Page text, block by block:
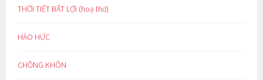
THỜI TIẾT BẤT LỢI (hoạ thơ)
HÁO HỨC
CHỒNG KHÔN